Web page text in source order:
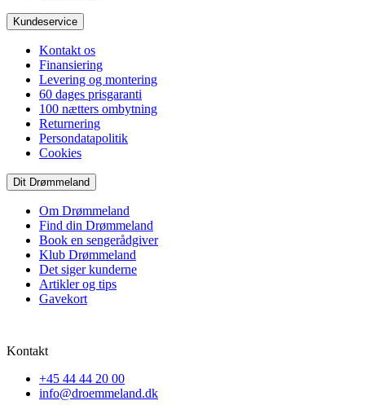
Kundeservice
Kontakt os
Finansiering
Levering og montering
60 dages prisgaranti
100 nætters ombytning
Returnering
Persondatapolitik
Cookies
Dit Drømmeland
Om Drømmeland
Find din Drømmeland
Book en sengerådgiver
Klub Drømmeland
Det siger kunderne
Artikler og tips
Gavekort
Kontakt
+45 44 44 20 00
info@droemmeland.dk